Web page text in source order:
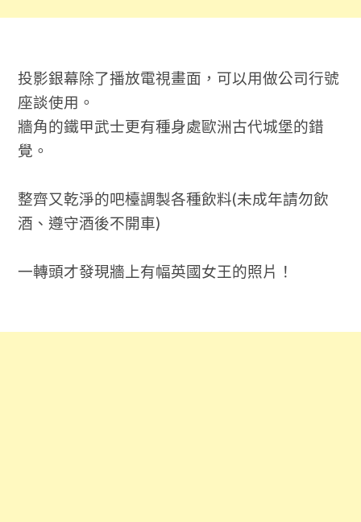
投影銀幕除了播放電視畫面，可以用做公司行號
座談使用。
牆角的鐵甲武士更有種身處歐洲古代城堡的錯
覺。
整齊又乾淨的吧檯調製各種飲料(未成年請勿飲
酒、遵守酒後不開車)
一轉頭才發現牆上有幅英國女王的照片！